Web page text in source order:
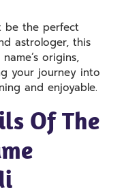
be the perfect
astrologer, this
origins,
your journey into
and enjoyable.
Of The